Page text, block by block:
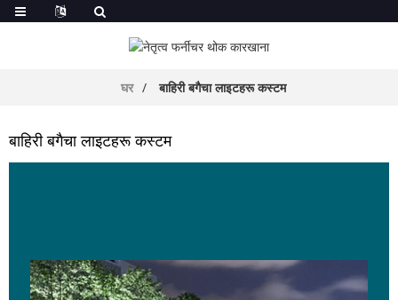
घर बाहिरी बगैचा लाइटहरू कस्टम
बाहिरी बगैचा लाइटहरू कस्टम